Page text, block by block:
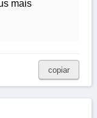
mais
copiar